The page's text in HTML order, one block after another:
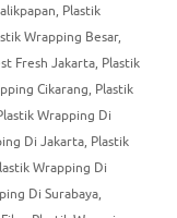
, Plastik
Wrapping Besar,
Fresh Jakarta, Plastik
Cikarang, Plastik
Wrapping Di
Di Jakarta, Plastik
Wrapping Di
Di Surabaya,